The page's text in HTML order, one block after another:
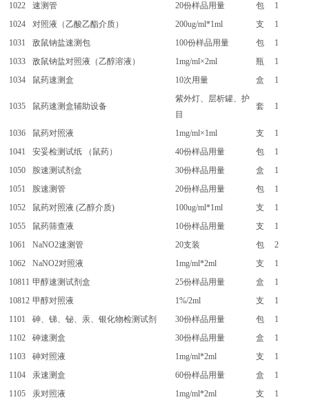
1022
速测管 20份样品用量 包
1
1024
对照液（乙酸乙酯介质） 200ug/ml*1ml 支
1
1031
敌鼠钠盐速测包 100份样品用量 包
1
1033
敌鼠钠盐对照液（乙醇溶液） 1mg/ml×2ml 瓶
1
1034
鼠药速测盒 10次用量 盒 1
1035 鼠药速测盒辅助设备
紫外灯、层析罐、护
目
套 1
1036 鼠药对照液 1mg/ml×1ml 支
1
1041
安妥检测试纸 （鼠药） 40份样品用量 包
1
1050
胺速测试剂盒 30份样品用量 盒
1
1051
胺速测管 20份样品用量 包
1
1052
鼠药对照液 (乙醇介质) 100ug/ml*1ml 支
1
1055
鼠药筛查液 10份样品用量 支
1
1061
NaNO2速测管 20支装 包
2
1062
NaNO2对照液 1mg/ml*2ml 支
1
10811 甲醇速测试剂盒 25份样品用量 盒
1
10812 甲醇对照液 1%/2ml 支
1
1101
砷、锑、铋、汞、银化物检测试剂 30份样品用量 包
1
1102
砷速测盒 30份样品用量 盒
1
1103
砷对照液 1mg/ml*2ml 支
1
1104
汞速测盒 60份样品用量 盒
1
1105
汞对照液 1mg/ml*2ml 支
1